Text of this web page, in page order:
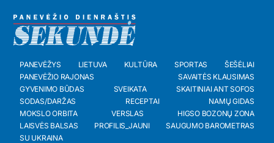
PANEVĖŽYS LIETUVA KULTŪRA SPORTAS
ŠEŠĖLIAI
PANEVĖŽIO RAJONAS
SAVAITĖS KLAUSIMAS
GYVENIMO BŪDAS
SVEIKATA
SKAITINIAI ANT SOFOS
SODAS/DARŽAS
RECEPTAI
NAMŲ GIDAS
MOKSLO ORBITA
VERSLAS
HIGSO BOZONŲ ZONA
LAISVĖS BALSAS
PROFILIS_JAUNI
SAUGUMO BAROMETRAS
SU UKRAINA